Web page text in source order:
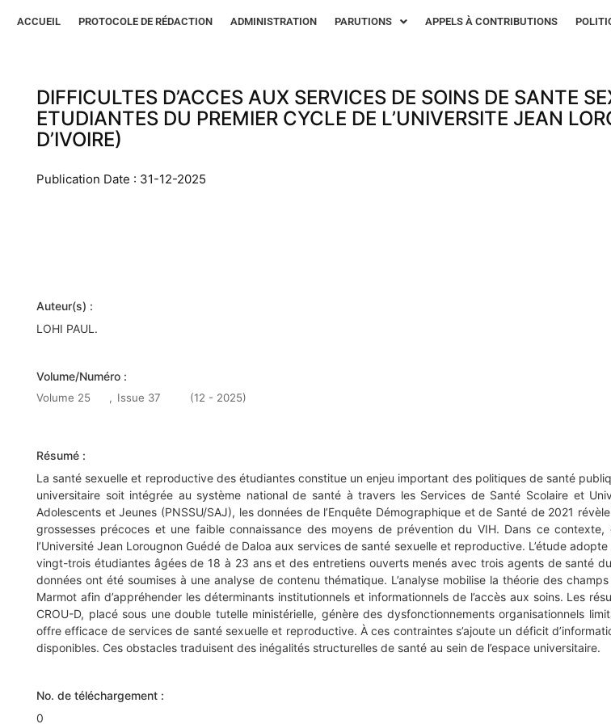
ACCUEIL PROTOCOLE DE RÉDACTION ADMINISTRATION PARUTIONS APPELS À CONTRIBUTIONS
DIFFICULTES D’ACCES AUX SERVICES DE SOINS DE SANTE
ETUDIANTES DU PREMIER CYCLE DE L’UNIVERSITE JEAN
D’IVOIRE)
Publication Date : 31-12-2025
Auteur(s) :
LOHI PAUL.
Volume/Numéro :
Volume 25 , Issue 37 (12 - 2025)
Résumé :
La santé sexuelle et reproductive des étudiantes constitue un enjeu important des politiques de santé
universitaire soit intégrée au système national de santé à travers les Services de Santé Scolaire et
Adolescents et Jeunes (PNSSU/SAJ), les données de l’Enquête Démographique et de Santé de 2021
grossesses précoces et une faible connaissance des moyens de prévention du VIH. Dans ce
l’Université Jean Lorougnon Guédé de Daloa aux services de santé sexuelle et reproductive. L’étude
vingt-trois étudiantes âgées de 18 à 23 ans et des entretiens ouverts menés avec trois agents de santé
données ont été soumises à une analyse de contenu thématique. L’analyse mobilise la théorie des
Marmot afin d’appréhender les déterminants institutionnels et informationnels de l’accès aux soins. Les
CROU-D, placé sous une double tutelle ministérielle, génère des dysfonctionnements organisationnels
offre efficace de services de santé sexuelle et reproductive. À ces contraintes s’ajoute un déficit
disponibles. Ces obstacles traduisent des inégalités structurelles de santé au sein de l’espace universitaire.
No. de téléchargement :
0